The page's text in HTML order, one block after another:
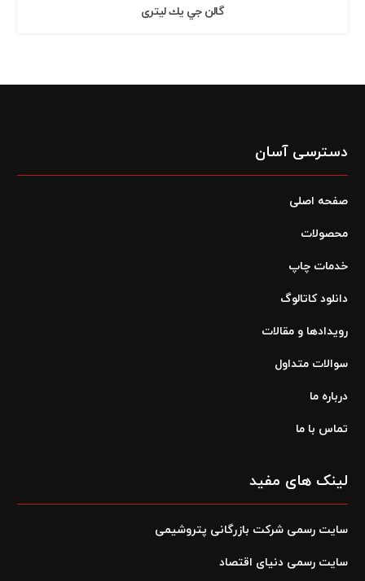
گالن جي يك ليتری
دسترسی آسان
صفحه اصلی
محصولات
خدمات چاپ
دانلود کاتالوگ
رویدادها و مقالات
سوالات متداول
درباره ما
تماس با ما
لینک های مفید
سایت رسمی شرکت بازرگانی پتروشیمی
سایت رسمی دنیای اقتصاد